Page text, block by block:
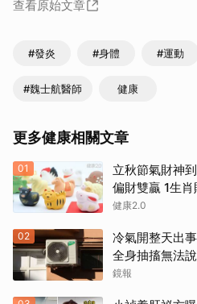
查看原始文章
#發炎 #身體 #運動
#魏士航醫師 健康
更多健康相關文章
01
立秋節氣財神
偏財雙贏 1生
健康2.0
02
冷氣開整天出
全身抽搐無法
鏡報